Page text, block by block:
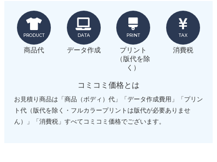
PRODUCT
商品代
DATA
データ作成
PRINT
プリント
（版代を除
く）
TAX
消費税
コミコミ価格とは
お見積り商品は「商品（ボディ）代」「データ作成費用」「プリン
ト代（版代を除く・フルカラープリントは版代が必要ありませ
ん）」「消費税」すべてコミコミ価格でございます。